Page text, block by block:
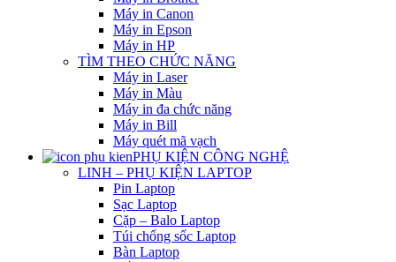
Máy in Canon
Máy in Epson
Máy in HP
TÌM THEO CHỨC NĂNG
Máy in Laser
Máy in Màu
Máy in đa chức năng
Máy in Bill
Máy quét mã vạch
PHỤ KIỆN CÔNG NGHỆ
LINH – PHỤ KIỆN LAPTOP
Pin Laptop
Sạc Laptop
Cặp – Balo Laptop
Túi chống sốc Laptop
Bàn Laptop